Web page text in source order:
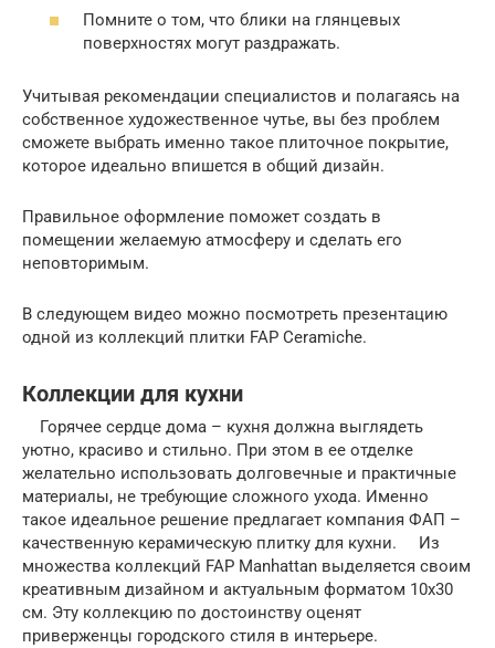
Помните о том, что блики на глянцевых
поверхностях могут раздражать.
Учитывая рекомендации специалистов и полагаясь на
собственное художественное чутье, вы без проблем
сможете выбрать именно такое плиточное покрытие,
которое идеально впишется в общий дизайн.
Правильное оформление поможет создать в
помещении желаемую атмосферу и сделать его
неповторимым.
В следующем видео можно посмотреть презентацию
одной из коллекций плитки FAP Ceramiche.
Коллекции для кухни
Горячее сердце дома – кухня должна выглядеть
уютно, красиво и стильно. При этом в ее отделке
желательно использовать долговечные и практичные
материалы, не требующие сложного ухода. Именно
такое идеальное решение предлагает компания ФАП –
качественную керамическую плитку для кухни. Из
множества коллекций FAP Manhattan выделяется своим
креативным дизайном и актуальным форматом 10х30
см. Эту коллекцию по достоинству оценят
приверженцы городского стиля в интерьере.